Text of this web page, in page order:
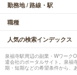
勤務地 / 路線・駅
職種
人気の検索インデックス
泉福寺駅周辺の副業・Wワーク
遣会社のポータルサイト。泉福
期・短期などの希望条件から、